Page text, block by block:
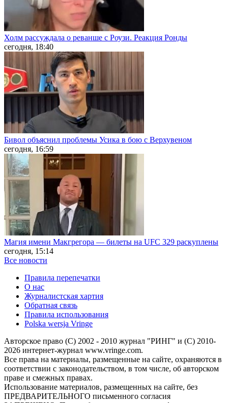
Холм рассуждала о реванше с Роузи. Реакция Ронды
сегодня, 18:40
Бивол объяснил проблемы Усика в бою с Верхувеном
сегодня, 16:59
Магия имени Макгрегора — билеты на UFC 329 раскуплены
сегодня, 15:14
Все новости
Правила перепечатки
О нас
Журналистская хартия
Обратная связь
Правила использования
Polska wersja Vringe
Авторское право (С) 2002 - 2010 журнал "РИНГ" и (С) 2010-
2026 интернет-журнал www.vringe.com.
Все права на материалы, размещенные на сайте, охраняются в
соответствии с законодательством, в том числе, об авторском
праве и смежных правах.
Использование материалов, размещенных на сайте, без
ПРЕДВАРИТЕЛЬНОГО письменного согласия